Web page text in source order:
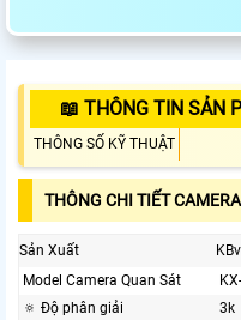
📖 THÔNG TIN SẢN
THÔNG SỐ KỸ THUẬT
THÔNG CHI TIẾT
Sản Xuất
Model Camera Quan Sát
🔅 Độ phân giải
3k